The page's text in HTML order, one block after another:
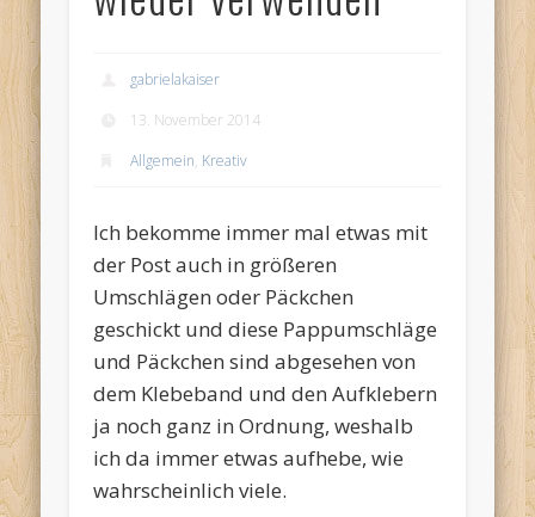
gabrielakaiser
13. November 2014
Allgemein, Kreativ
Ich bekomme immer mal etwas mit
der Post auch in größeren
Umschlägen oder Päckchen
geschickt und diese Pappumschläge
und Päckchen sind abgesehen von
dem Klebeband und den Aufklebern
ja noch ganz in Ordnung, weshalb
ich da immer etwas aufhebe, wie
wahrscheinlich viele.